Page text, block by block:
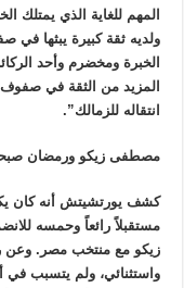
المهم للغاية الذي يمتلك
ولديه ثقة كبيرة يبثها في
الخبرة ومخضرم وأحد
المزيد من الثقة في صفوف
انتقاله للزمالك”.
مصطفى زيكو ورمضان
كشف يورتشيتش أنه كان
مستقبلاً رائعاً وحمسه
زيكو مع منتخب مصر. وعن
واستثنائي، ولم يتسبب في